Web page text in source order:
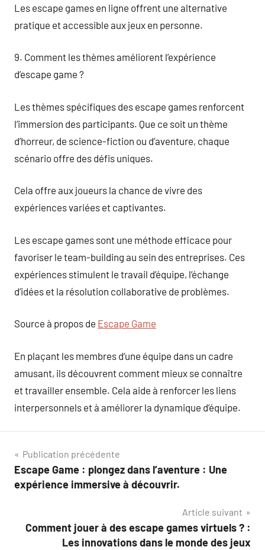
Les escape games en ligne offrent une alternative
pratique et accessible aux jeux en personne.
9. Comment les thèmes améliorent l’expérience
d’escape game ?
Les thèmes spécifiques des escape games renforcent
l’immersion des participants. Que ce soit un thème
d’horreur, de science-fiction ou d’aventure, chaque
scénario offre des défis uniques.
Cela offre aux joueurs la chance de vivre des
expériences variées et captivantes.
Les escape games sont une méthode efficace pour
favoriser le team-building au sein des entreprises. Ces
expériences stimulent le travail d’équipe, l’échange
d’idées et la résolution collaborative de problèmes.
Source à propos de Escape Game
En plaçant les membres d’une équipe dans un cadre
amusant, ils découvrent comment mieux se connaître
et travailler ensemble. Cela aide à renforcer les liens
interpersonnels et à améliorer la dynamique d’équipe.
Navigation
de
Publication précédente
Escape Game : plongez dans l’aventure : Une
expérience immersive à découvrir.
Article suivant
Comment jouer à des escape games virtuels ? :
Les innovations dans le monde des jeux